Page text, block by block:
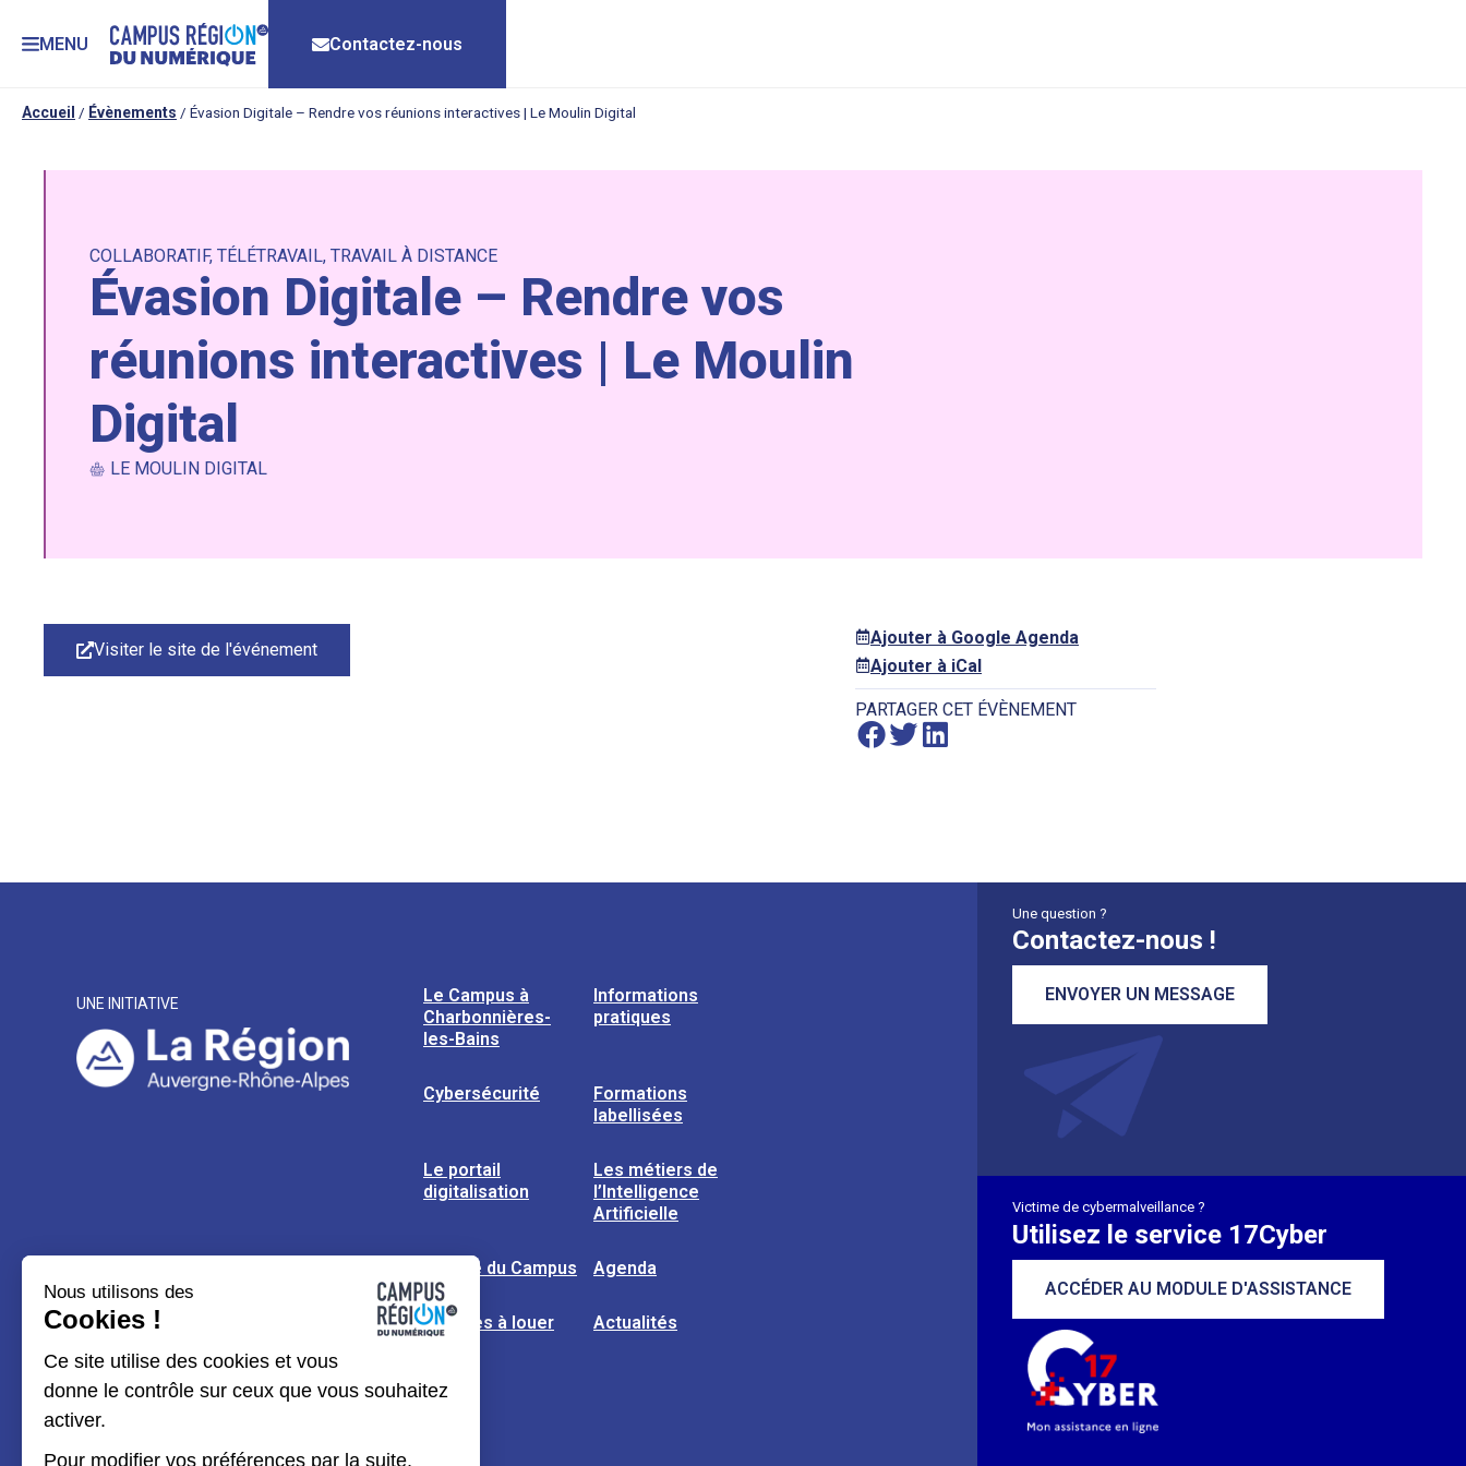
MENU Contactez-nous
Accueil / Évènements / Évasion Digitale – Rendre vos réunions interactives | Le Moulin Digital
COLLABORATIF, TÉLÉTRAVAIL, TRAVAIL À DISTANCE
Évasion Digitale – Rendre vos
réunions interactives | Le Moulin
Digital
LE MOULIN DIGITAL
Visiter le site de l'événement
Ajouter à Google Agenda
Ajouter à iCal
PARTAGER CET ÉVÈNEMENT
UNE INITIATIVE
Le Campus à
Charbonnières-
les-Bains
Informations
pratiques
Cybersécurité
Formations
labellisées
Le portail
digitalisation
Les métiers de
l’Intelligence
Artificielle
L’usine du Campus Agenda
Espaces à louer Actualités
Une question ?
Contactez-nous !
ENVOYER UN MESSAGE
Victime de cybermalveillance ?
Utilisez le service 17Cyber
ACCÉDER AU MODULE D'ASSISTANCE
Nous utilisons des
Cookies !
Ce site utilise des cookies et vous
donne le contrôle sur ceux que vous souhaitez
activer.
Pour modifier vos préférences par la suite,